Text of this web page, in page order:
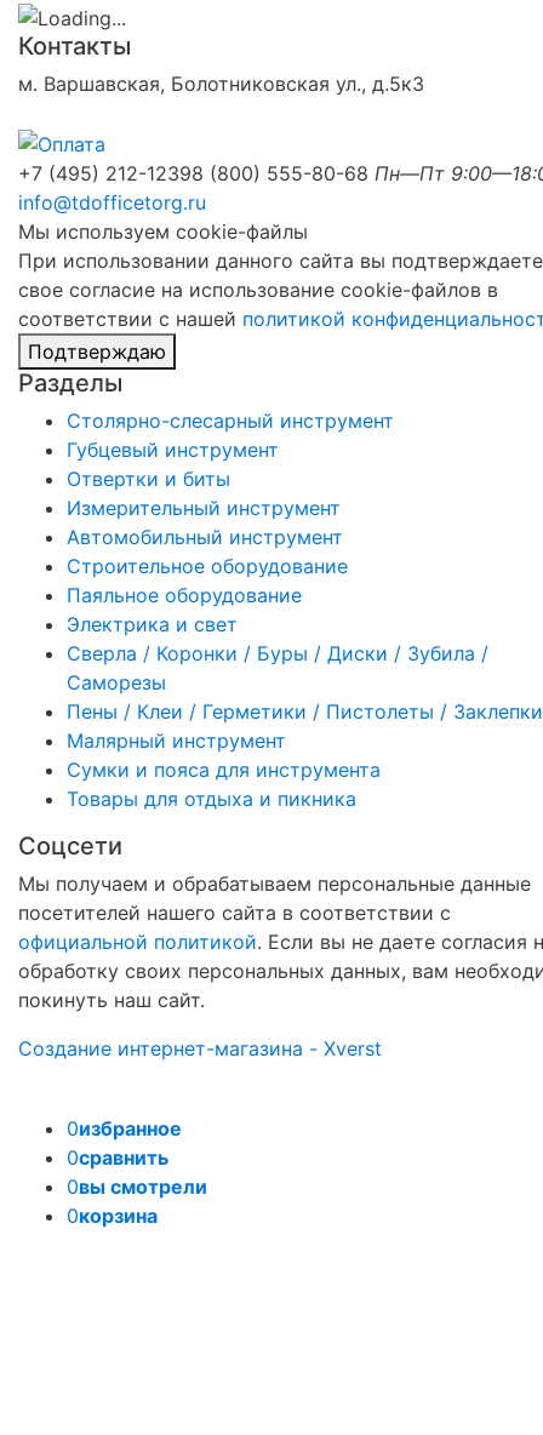
Контакты
м. Варшавская, Болотниковская ул., д.5к3
+7 (495) 212-12398 (800) 555-80-68 Пн—Пт
info@tdofficetorg.ru
Мы используем cookie-файлы
При использовании данного сайта вы подтверждаете
свое согласие на использование cookie-файлов в
соответствии с нашей политикой
Подтверждаю
Разделы
Столярно-слесарный инструмент
Губцевый инструмент
Отвертки и биты
Измерительный инструмент
Автомобильный инструмент
Строительное оборудование
Паяльное оборудование
Электрика и свет
Сверла / Коронки / Буры / Диски / Зубила /
Саморезы
Пены / Клеи / Герметики / Пистолеты / Заклепки
Малярный инструмент
Сумки и пояса для инструмента
Товары для отдыха и пикника
Соцсети
Мы получаем и обрабатываем персональные данные
посетителей нашего сайта в соответствии с
официальной политикой. Если вы не даете согласия
обработку своих персональных данных, вам
покинуть наш сайт.
Создание интернет-магазина - Xverst
0избранное
0сравнить
0вы смотрели
0корзина